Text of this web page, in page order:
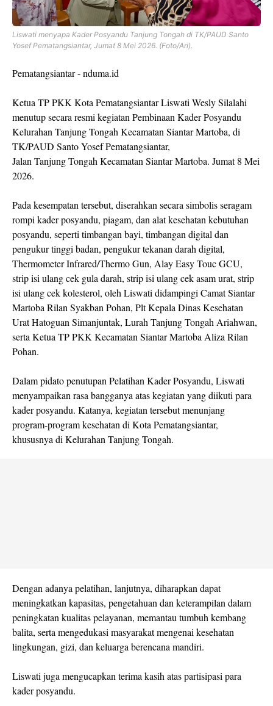
Liswati menyapa Kader Posyandu Tanjung Tongah di TK/PAUD Santo
Yosef Pematangsiantar, Jumat 8 Mei 2026. (Foto/Ari).
Pematangsiantar - nduma.id
Ketua TP PKK Kota Pematangsiantar Liswati Wesly Silalahi
menutup secara resmi kegiatan Pembinaan Kader Posyandu
Kelurahan Tanjung Tongah Kecamatan Siantar Martoba, di
TK/PAUD Santo Yosef Pematangsiantar,
Jalan Tanjung Tongah Kecamatan Siantar Martoba. Jumat 8 Mei
2026.
Pada kesempatan tersebut, diserahkan secara simbolis seragam
rompi kader posyandu, piagam, dan alat kesehatan kebutuhan
posyandu, seperti timbangan bayi, timbangan digital dan
pengukur tinggi badan, pengukur tekanan darah digital,
Thermometer Infrared/Thermo Gun, Alay Easy Touc GCU,
strip isi ulang cek gula darah, strip isi ulang cek asam urat, strip
isi ulang cek kolesterol, oleh Liswati didampingi Camat Siantar
Martoba Rilan Syakban Pohan, Plt Kepala Dinas Kesehatan
Urat Hatoguan Simanjuntak, Lurah Tanjung Tongah Ariahwan,
serta Ketua TP PKK Kecamatan Siantar Martoba Aliza Rilan
Pohan.
Dalam pidato penutupan Pelatihan Kader Posyandu, Liswati
menyampaikan rasa bangganya atas kegiatan yang diikuti para
kader posyandu. Katanya, kegiatan tersebut menunjang
program-program kesehatan di Kota Pematangsiantar,
khususnya di Kelurahan Tanjung Tongah.
Dengan adanya pelatihan, lanjutnya, diharapkan dapat
meningkatkan kapasitas, pengetahuan dan keterampilan dalam
peningkatan kualitas pelayanan, memantau tumbuh kembang
balita, serta mengedukasi masyarakat mengenai kesehatan
lingkungan, gizi, dan keluarga berencana mandiri.
Liswati juga mengucapkan terima kasih atas partisipasi para
kader posyandu.